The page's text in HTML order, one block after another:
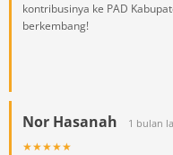
kontribusinya ke PAD
berkembang!
Nor Hasanah 1 bulan
★★★★★